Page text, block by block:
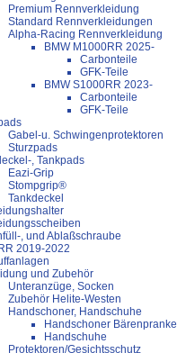
Premium Rennverkleidung
Standard Rennverkleidungen
Alpha-Racing Rennverkleidung
BMW M1000RR 2025-
Carbonteile
GFK-Teile
BMW S1000RR 2023-
Carbonteile
GFK-Teile
Gabel-u. Schwingenprotektoren
Sturzpads
, Tankpads
Eazi-Grip
Stompgrip®
Tankdeckel
, und Ablaßschraube
2019-2022
und Zubehör
Unteranzüge, Socken
Zubehör Helite-Westen
Handschoner, Handschuhe
Handschoner Bärenpranke
Handschuhe
Protektoren/Gesichtsschutz